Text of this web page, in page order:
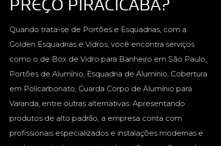
Quando trata-se de Portões e Esquadrias, com a
Golden Esquadrias e Vidros, você encontra serviços
como o de Box de Vidro para Banheiro em São Paulo,
Portões de Alumínio, Esquadria de Aluminio, Cobertura
em Policarbonato, Guarda Corpo de Alumínio para
Varanda, entre outras alternativas. Apresentando
produtos de alto padrão, a empresa conta com
profissionais especializados e instalações modernas e